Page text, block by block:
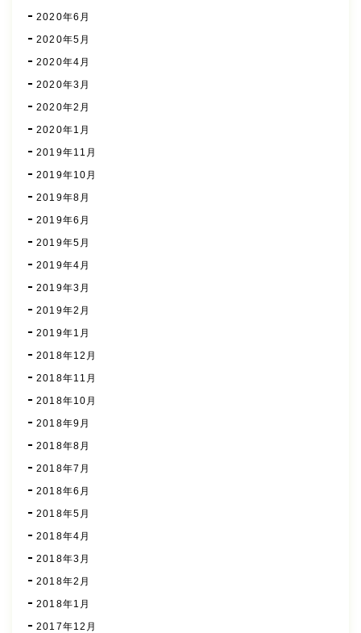
2020年6月
2020年5月
2020年4月
2020年3月
2020年2月
2020年1月
2019年11月
2019年10月
2019年8月
2019年6月
2019年5月
2019年4月
2019年3月
2019年2月
2019年1月
2018年12月
2018年11月
2018年10月
2018年9月
2018年8月
2018年7月
2018年6月
2018年5月
2018年4月
2018年3月
2018年2月
2018年1月
2017年12月